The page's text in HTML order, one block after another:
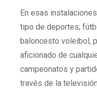
En esas
tipo de deportes;
baloncesto voleibol,
aficionado de
campeonatos y
través de la